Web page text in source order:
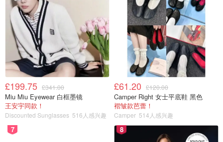
£199.75 £341.00
Miu Miu Eyewear 白框墨镜
王安宇同款！
Discounted Sunglasses 516人感兴趣
£61.20 £120.00
Camper Right 女士平底鞋 黑色
褶皱款芭蕾！
Camper 514人感兴趣
7 8